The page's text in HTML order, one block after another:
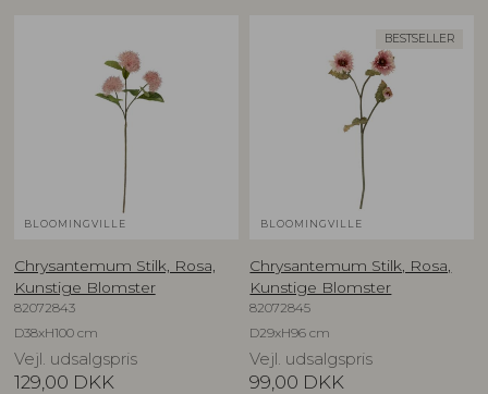
BLOOMINGVILLE
Chrysantemum Stilk, Rosa,
Kunstige Blomster
82072843
D38xH100 cm
Vejl. udsalgspris
129,00 DKK
BESTSELLER
BLOOMINGVILLE
Chrysantemum Stilk, Rosa,
Kunstige Blomster
82072845
D29xH96 cm
Vejl. udsalgspris
99,00 DKK